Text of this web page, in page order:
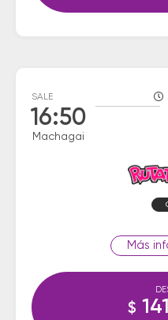
SALE
16:50
Machagai
$